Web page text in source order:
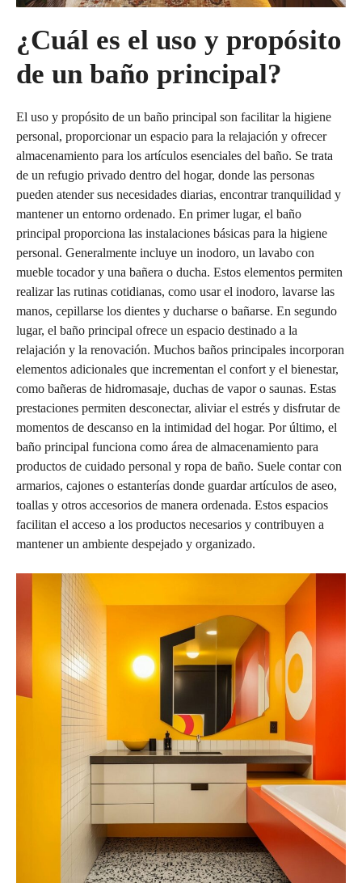
¿Cuál es el uso y propósito
de un baño principal?
El uso y propósito de un baño principal son facilitar la higiene
personal, proporcionar un espacio para la relajación y ofrecer
almacenamiento para los artículos esenciales del baño. Se trata
de un refugio privado dentro del hogar, donde las personas
pueden atender sus necesidades diarias, encontrar tranquilidad y
mantener un entorno ordenado. En primer lugar, el baño
principal proporciona las instalaciones básicas para la higiene
personal. Generalmente incluye un inodoro, un lavabo con
mueble tocador y una bañera o ducha. Estos elementos permiten
realizar las rutinas cotidianas, como usar el inodoro, lavarse las
manos, cepillarse los dientes y ducharse o bañarse. En segundo
lugar, el baño principal ofrece un espacio destinado a la
relajación y la renovación. Muchos baños principales incorporan
elementos adicionales que incrementan el confort y el bienestar,
como bañeras de hidromasaje, duchas de vapor o saunas. Estas
prestaciones permiten desconectar, aliviar el estrés y disfrutar de
momentos de descanso en la intimidad del hogar. Por último, el
baño principal funciona como área de almacenamiento para
productos de cuidado personal y ropa de baño. Suele contar con
armarios, cajones o estanterías donde guardar artículos de aseo,
toallas y otros accesorios de manera ordenada. Estos espacios
facilitan el acceso a los productos necesarios y contribuyen a
mantener un ambiente despejado y organizado.